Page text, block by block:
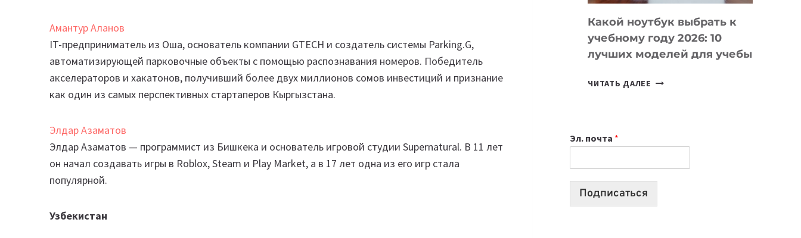
Амантур Аланов
IT-предприниматель из Оша, основатель компании GTECH и создатель системы Parking.G,
автоматизирующей парковочные объекты с помощью распознавания номеров. Победитель
акселераторов и хакатонов, получивший более двух миллионов сомов инвестиций и признание
как один из самых перспективных стартаперов Кыргызстана.
Элдар Азаматов
Элдар Азаматов — программист из Бишкека и основатель игровой студии Supernatural. В 11 лет
он начал создавать игры в Roblox, Steam и Play Market, а в 17 лет одна из его игр стала
популярной.
Узбекистан
КОДА
Какой ноутбук выбрать к
учебному году 2026: 10
лучших моделей для учебы
ЧИТАТЬ ДАЛЕЕ КАКОЙ
2026:
10
Эл. почта *
Подписаться